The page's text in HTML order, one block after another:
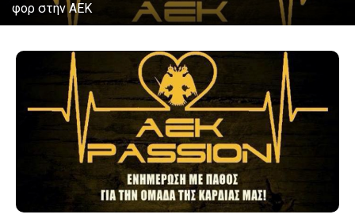
φορ στην ΑΕΚ